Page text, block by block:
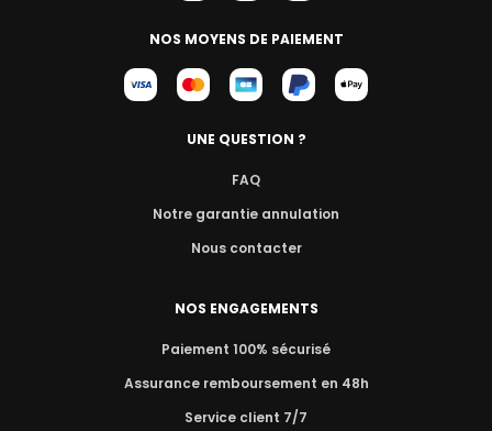
NOS MOYENS DE PAIEMENT
UNE QUESTION ?
FAQ
Notre garantie annulation
Nous contacter
NOS ENGAGEMENTS
Paiement 100% sécurisé
Assurance remboursement en 48h
Service client 7/7